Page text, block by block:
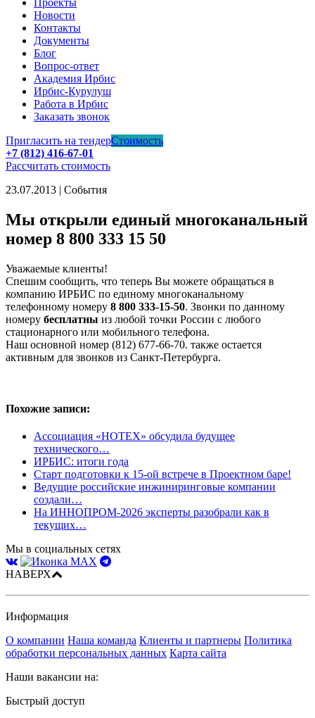
Проекты
Новости
Контакты
Документы
Блог
Вопрос-ответ
Академия Ирбис
Ирбис-Курулуш
Работа в Ирбис
Заказать звонок
Пригласить на тендерСтоимость
+7 (812) 416-67-01
Рассчитать стоимость
23.07.2013 | События
Мы открыли единый многоканальный
номер 8 800 333 15 50
Уважаемые клиенты!
Спешим сообщить, что теперь Вы можете обращаться в
компанию ИРБИС по единому многоканальному
телефонному номеру 8 800 333-15-50. Звонки по данному
номеру бесплатны из любой точки России с любого
стационарного или мобильного телефона.
Наш основной номер (812) 677-66-70. также остается
активным для звонков из Санкт-Петербурга.
Похожие записи:
Ассоциация «НОТЕХ» обсудила будущее
технического…
ИРБИС: итоги года
Старт подготовки к 15-ой встрече в Проектном баре!
Ведущие российские инжиниринговые компании
создали…
На ИННОПРОМ-2026 эксперты разобрали как в
текущих…
Мы в социальных сетях
НАВЕРХ
Информация
О компании Наша команда Клиенты и партнеры Политика
обработки персональных данных Карта сайта
Наши вакансии на:
Быстрый доступ